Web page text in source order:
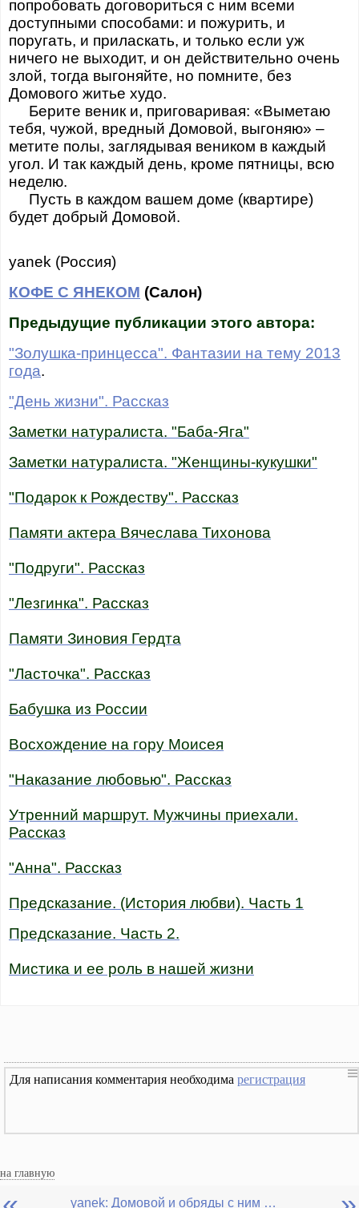
попробовать договориться с ним всеми
доступными способами: и пожурить, и
поругать, и приласкать, и только если уж
ничего не выходит, и он действительно очень
злой, тогда выгоняйте, но помните, без
Домового житье худо.
Берите веник и, приговаривая: «Выметаю
тебя, чужой, вредный Домовой, выгоняю» –
метите полы, заглядывая веником в каждый
угол. И так каждый день, кроме пятницы, всю
неделю.
Пусть в каждом вашем доме (квартире)
будет добрый Домовой.
yanek (Россия)
КОФЕ С ЯНЕКОМ (Салон)
Предыдущие публикации этого автора:
"Золушка-принцесса". Фантазии на тему 2013
года.
"День жизни". Рассказ
Заметки натуралиста. "Баба-Яга"
Заметки натуралиста. "Женщины-кукушки"
"Подарок к Рождеству". Рассказ
Памяти актера Вячеслава Тихонова
"Подруги". Рассказ
"Лезгинка". Рассказ
Памяти Зиновия Гердта
"Ласточка". Рассказ
Бабушка из России
Восхождение на гору Моисея
"Наказание любовью". Рассказ
Утренний маршрут. Мужчины приехали.
Рассказ
"Анна". Рассказ
Предсказание. (История любви). Часть 1
Предсказание. Часть 2.
Мистика и ее роль в нашей жизни
Для написания комментария необходима регистрация
на главную
yanek: Домовой и обряды с ним связанные